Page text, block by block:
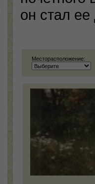
он стал
Месторасположение: